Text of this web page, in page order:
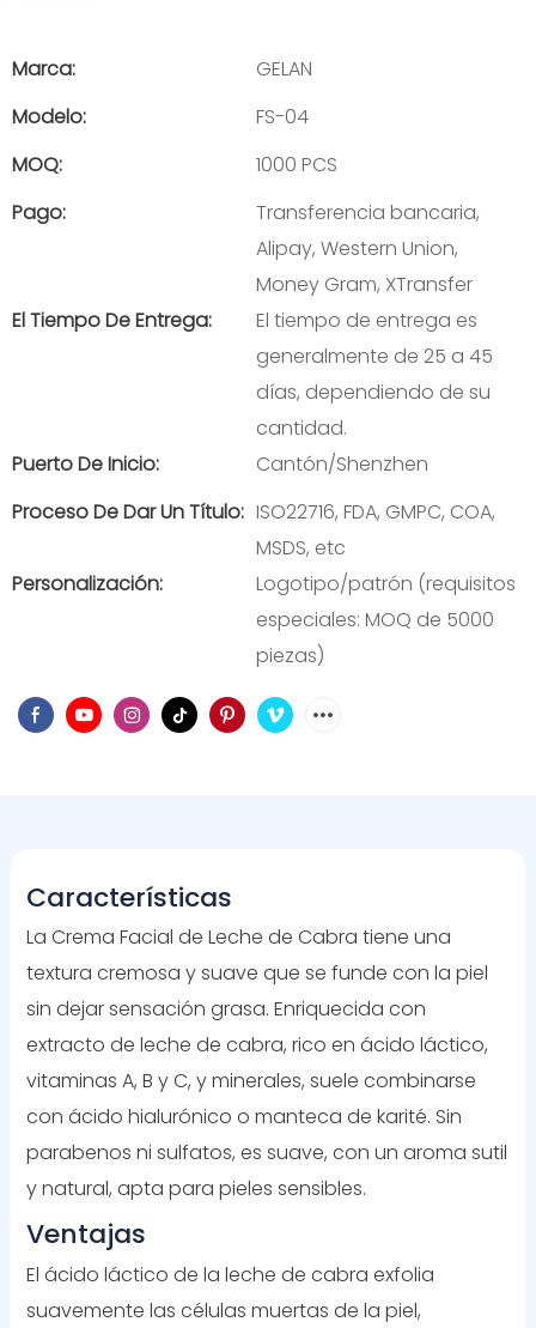
Marca:
GELAN
Modelo:
FS-04
MOQ:
1000 PCS
Pago:
Transferencia bancaria,
Alipay, Western Union,
Money Gram, XTransfer
El Tiempo De Entrega:
El tiempo de entrega es
generalmente de 25 a 45
días, dependiendo de su
cantidad.
Puerto De Inicio:
Cantón/Shenzhen
Proceso De Dar Un Título: ISO22716, FDA, GMPC, COA,
MSDS, etc
Personalización:
Logotipo/patrón (requisitos
especiales: MOQ de 5000
piezas)
Características
La Crema Facial de Leche de Cabra tiene una
textura cremosa y suave que se funde con la piel
sin dejar sensación grasa. Enriquecida con
extracto de leche de cabra, rico en ácido láctico,
vitaminas A, B y C, y minerales, suele combinarse
con ácido hialurónico o manteca de karité. Sin
parabenos ni sulfatos, es suave, con un aroma sutil
y natural, apta para pieles sensibles.
Ventajas
El ácido láctico de la leche de cabra exfolia
suavemente las células muertas de la piel,